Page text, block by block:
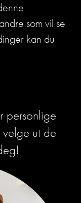
som vil se
kan du
personlige
ut de